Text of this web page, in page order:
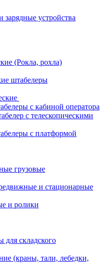
устройства
(Рокла, рохла)
штабелеры
с кабиной оператора
с телескопическими
с платформой
грузовые
и стационарные
и ролики
для складского
(краны, тали, лебедки,